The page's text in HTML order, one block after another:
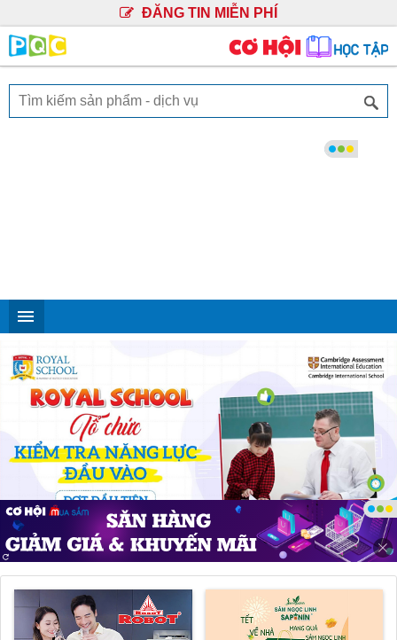
ĐĂNG TIN MIỄN PHÍ